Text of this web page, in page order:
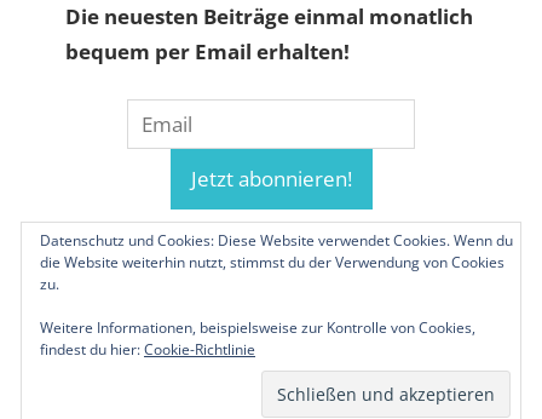
Die neuesten Beiträge einmal monatlich
bequem per Email erhalten!
© 2019-2026 Familienunternehmen.eu. Alle
Rechte vorbehalten.
Datenschutz und Cookies: Diese Website verwendet Cookies. Wenn du
die Website weiterhin nutzt, stimmst du der Verwendung von Cookies
zu.
Weitere Informationen, beispielsweise zur Kontrolle von Cookies,
findest du hier:Cookie-Richtlinie